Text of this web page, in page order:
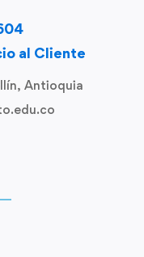
al Cliente
Antioquia